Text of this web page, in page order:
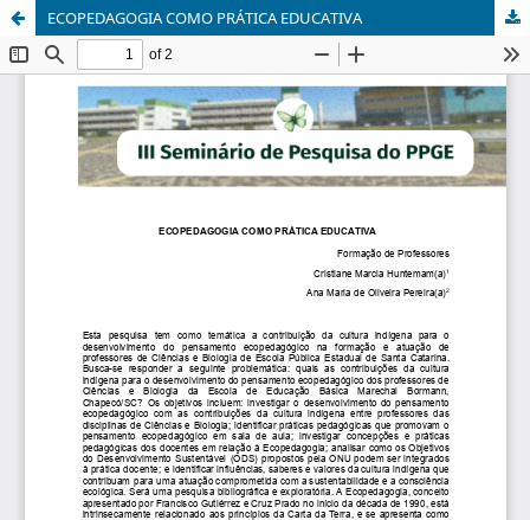
ECOPEDAGOGIA COMO PRÁTICA EDUCATIVA